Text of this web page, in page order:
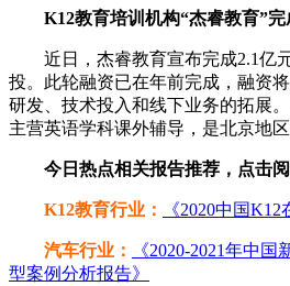
K12教育培训机构“杰睿教育”
近日，杰睿教育宣布完成2.1亿
投。此轮融资已在年前完成，融资
研发、技术投入和线下业务的拓展
主营英语学科课外辅导，是北京地
今日热点相关报告推荐，点击
K12教育行业： 《2020中国
汽车行业：
《2020-2021年中
型案例分析报告》